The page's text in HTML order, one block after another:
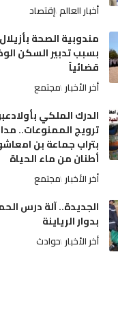
أخبار العالم إقتصاد
مندوبية الصحة
بسبب تدبير السكن
قضائياً
أخر الأخبار مجتمع
الدرك الملكي
ترويج الممنوعات..
بتراب جماعة بن
أطنان من ماء الحياة
أخر الأخبار مجتمع
الجديدة.. آلة درس
بدوار الرياينة
أخر الأخبار حوادث